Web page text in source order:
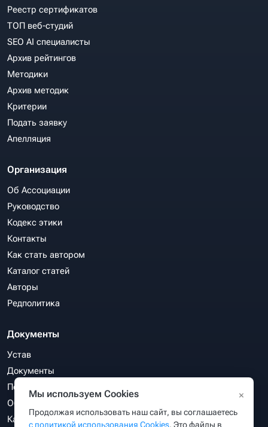
Реестр сертификатов
ТОП веб-студий
SEO AI специалисты
Архив рейтингов
Методики
Архив методик
Критерии
Подать заявку
Апелляция
Организация
Об Ассоциации
Руководство
Кодекс этики
Контакты
Как стать автором
Каталог статей
Авторы
Редполитика
Документы
Устав
Документы
Политика конфиденциальности
Обработка персональных данных
Карта сайта
Мы используем Cookies
Продолжая использовать наш сайт, вы соглашаетесь
с политикой использования Cookies. Это файлы в
×